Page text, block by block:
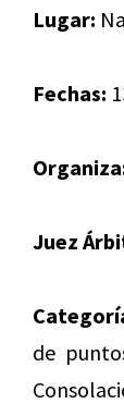
Lugar:
Fechas:
Juez
de